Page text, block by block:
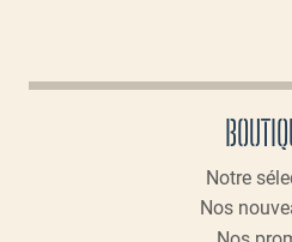
Notre
Nos